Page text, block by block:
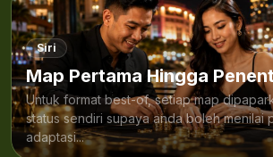
Siri
Map Pertama Hingga
Untuk format best-of, setiap map
status sendiri supaya anda boleh menilai
adaptasi...